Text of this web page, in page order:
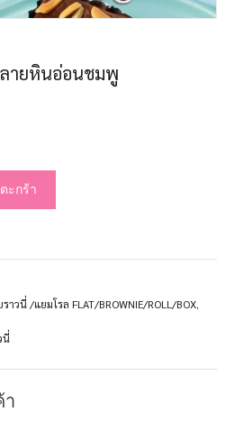
ายหินอ่อนชมพู
ะกร้า
วนี่ /แยมโรล FLAT/BROWNIE/ROLL/BOX
นี่